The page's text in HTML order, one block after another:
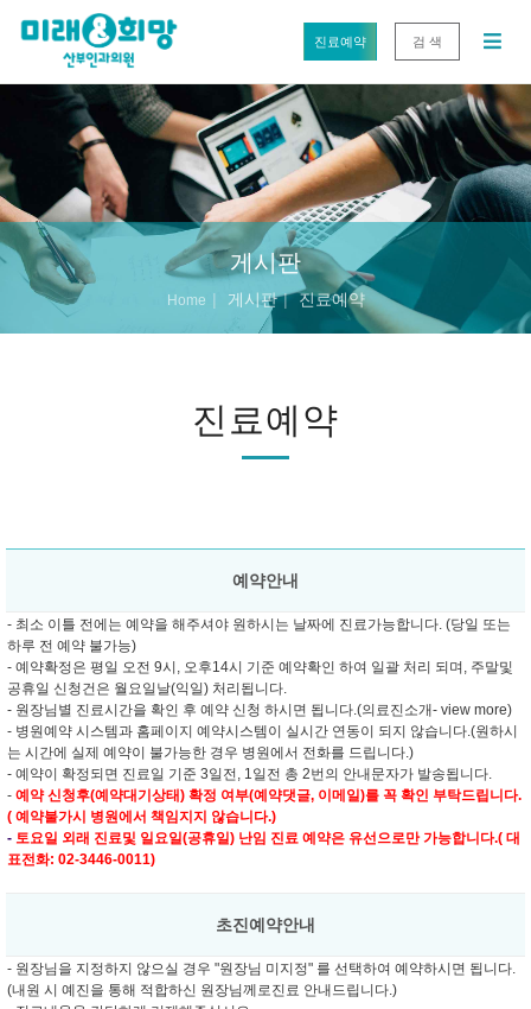
진료예약 검 색
게시판
Home 게시판 진료예약
진료예약
예약안내
- 최소 이틀 전에는 예약을 해주셔야 원하시는 날짜에 진료가능합니다. (당일 또는
하루 전 예약 불가능)
- 예약확정은 평일 오전 9시, 오후14시 기준 예약확인 하여 일괄 처리 되며, 주말및
공휴일 신청건은 월요일날(익일) 처리됩니다.
- 원장님별 진료시간을 확인 후 예약 신청 하시면 됩니다.(의료진소개- view more)
- 병원예약 시스템과 홈페이지 예약시스템이 실시간 연동이 되지 않습니다.(원하시
는 시간에 실제 예약이 불가능한 경우 병원에서 전화를 드립니다.)
- 예약이 확정되면 진료일 기준 3일전, 1일전 총 2번의 안내문자가 발송됩니다.
- 예약 신청후(예약대기상태) 확정 여부(예약댓글, 이메일)를 꼭 확인 부탁드립니다.
( 예약불가시 병원에서 책임지지 않습니다.)
- 토요일 외래 진료및 일요일(공휴일) 난임 진료 예약은 유선으로만 가능합니다.( 대
표전화: 02-3446-0011)
초진예약안내
- 원장님을 지정하지 않으실 경우 "원장님 미지정" 를 선택하여 예약하시면 됩니다.
(내원 시 예진을 통해 적합하신 원장님께로진료 안내드립니다.)